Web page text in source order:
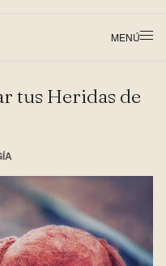
MENÚ
tus Heridas de